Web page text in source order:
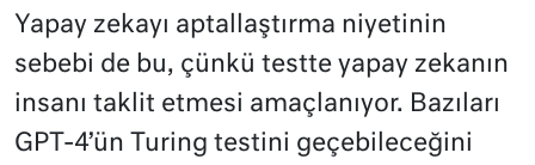
Yapay zekayı aptallaştırma niyetinin
sebebi de bu, çünkü testte yapay zekanın
insanı taklit etmesi amaçlanıyor. Bazıları
GPT-4’ün Turing testini geçebileceğini